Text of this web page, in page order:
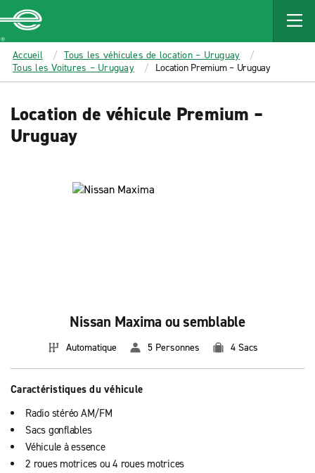
MAIN
CONTENT
Enterprise
Accueil
Tous les véhicules de location – Uruguay
Tous les Voitures – Uruguay
Location Premium – Uruguay
Location de véhicule Premium –
Uruguay
Nissan Maxima ou semblable
Automatique 5 Personnes 4 Sacs
Caractéristiques du véhicule
Radio stéréo AM/FM
Sacs gonflables
Véhicule à essence
2 roues motrices ou 4 roues motrices